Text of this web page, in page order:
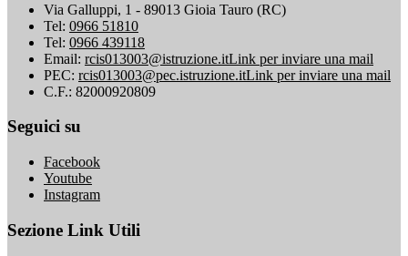
Via Galluppi, 1 - 89013 Gioia Tauro (RC)
Tel: 0966 51810
Tel: 0966 439118
Email: rcis013003@istruzione.itLink per inviare una mail
PEC: rcis013003@pec.istruzione.itLink per inviare una mail
C.F.: 82000920809
Seguici su
Facebook
Youtube
Instagram
Sezione Link Utili